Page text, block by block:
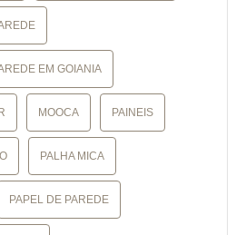
EM GOIANIA
MOOCA PAINEIS
PALHA MICA
PAPEL DE PAREDE